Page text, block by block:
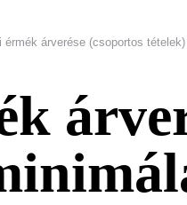
érmék árverése (csoportos